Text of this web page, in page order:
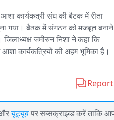
कार्यकत्री संघ की बैठक में रीता
चुना गया। बैठक में संगठन को मजबूत बनाने
जमीरुन निशा ने कहा कि
कार्यकत्रियों की अहम भूमिका है।
Report
यूट्यूब पर सब्सक्राइब्ड करें ताकि